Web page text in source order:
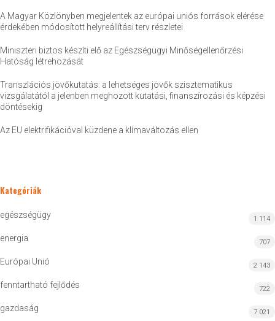
A Magyar Közlönyben megjelentek az európai uniós források elérése
érdekében módosított helyreállítási terv részletei
Miniszteri biztos készíti elő az Egészségügyi Minőségellenőrzési
Hatóság létrehozását
Transzlációs jövőkutatás: a lehetséges jövők szisztematikus
vizsgálatától a jelenben meghozott kutatási, finanszírozási és képzési
döntésekig
Az EU elektrifikációval küzdene a klímaváltozás ellen
Kategóriák
egészségügy 1 114
energia 707
Európai Unió 2 143
fenntartható fejlődés 722
gazdaság 7 021